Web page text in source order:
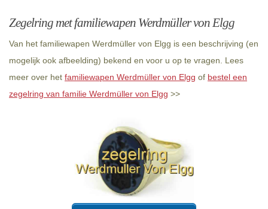
Zegelring met familiewapen Werdmüller von Elgg
Van het familiewapen Werdmüller von Elgg is een beschrijving (en
mogelijk ook afbeelding) bekend en voor u op te vragen. Lees
meer over het familiewapen Werdmüller von Elgg of bestel een
zegelring van familie Werdmüller von Elgg >>